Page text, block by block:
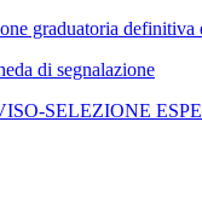
graduatoria definitiva
di segnalazione
SELEZIONE